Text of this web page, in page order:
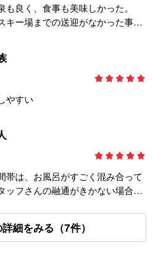
良く、食事も美味しかった。
キー場までの送迎がなかった事。
やすい
帯は、お風呂がすごく混み合って
ッフさんの融通がきかない場合も
ても良かったです。宿からスキー
が、車での送迎サービスがあると
細をみる（7件）